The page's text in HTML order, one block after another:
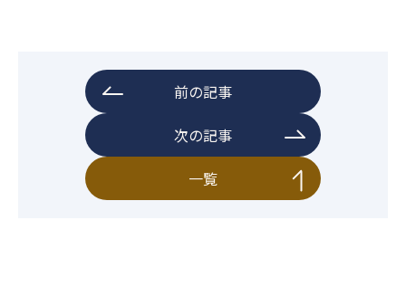
前の記事
次の記事
一覧